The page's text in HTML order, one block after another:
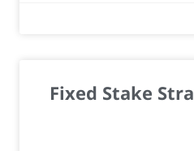
Fixed Stake